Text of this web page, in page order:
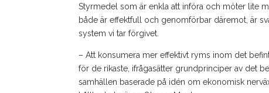
Styrmedel som är enkla att införa och möter lite
både är effektfull och genomförbar däremot, är
system vi tar förgivet.
– Att konsumera mer effektivt ryms inom det
för de rikaste, ifrågasätter grundprinciper av det
samhällen baserade på idén om ekonomisk